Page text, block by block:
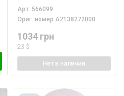
Арт. 566099
Ориг. номер A2138272000
1034 грн
23 $
Нет в наличии